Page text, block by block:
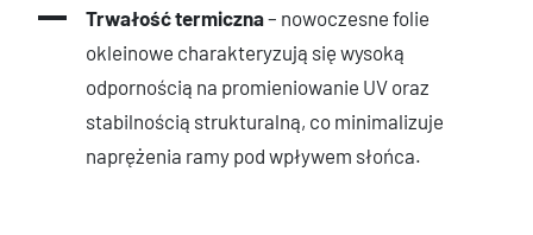
Trwałość termiczna– nowoczesne folie
okleinowe charakteryzują się wysoką
odpornością na promieniowanie UV oraz
stabilnością strukturalną, co minimalizuje
naprężenia ramy pod wpływem słońca.